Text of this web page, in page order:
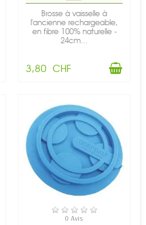
Brosse à vaisselle à
l'ancienne rechargeable,
en fibre 100% naturelle -
24cm...
3,80 CHF
EN STOCK
0 Avis